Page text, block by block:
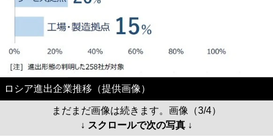
ロシア進出企業推移（提供画像）
まだまだ画像は続きます。画像（3/4）
↓ スクロールで次の写真 ↓